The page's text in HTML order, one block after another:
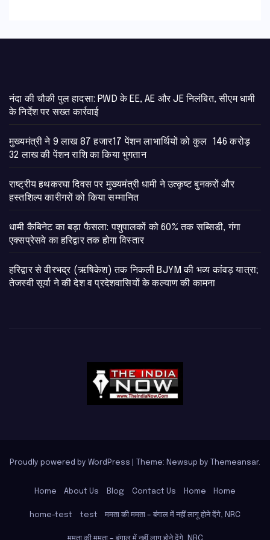
नंदा की चौकी पुल हादसा: PWD के EE, AE और JE निलंबित, सीएम धामी
के निर्देश पर सख्त कार्रवाई
मुख्यमंत्री ने 9 लाख 87 हजार17 पेंशन लाभार्थियों को कुल 146 करोड़
32 लाख की पेंशन राशि का किया भुगतान
राष्ट्रीय हथकरघा दिवस पर मुख्यमंत्री धामी ने उत्कृष्ट बुनकरों और
हस्तशिल्प कारीगरों को किया सम्मानित
​धामी कैबिनेट का बड़ा फैसला: पशुपालकों को 60% तक सब्सिडी, गंगा
एक्सप्रेसवे का हरिद्वार तक होगा विस्तार
​हरिद्वार से वीरभद्र (ऋषिकेश) तक निकली BJYM की भव्य कांवड़ यात्रा;
तेजस्वी सूर्या ने की देश व प्रदेशवासियों के कल्याण की कामना
Proudly powered by WordPress Theme: Newsup by Themeansar.
Home About Us Blog Contact Us Home Home
home-test test ममता की ममता – बंगाल में नहीं लागू होने देंगे, NRC
ममता की ममता – बंगाल में नहीं लागू होने देंगे, NRC